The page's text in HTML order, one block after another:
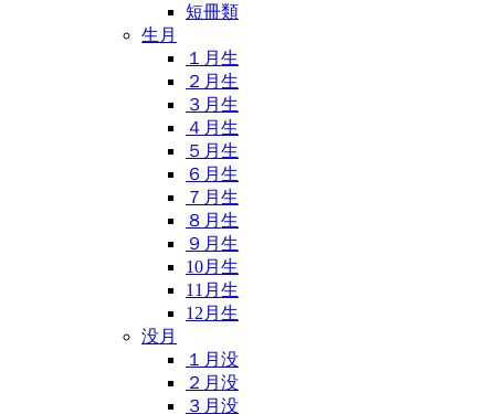
短冊類
生月
１月生
２月生
３月生
４月生
５月生
６月生
７月生
８月生
９月生
10月生
11月生
12月生
没月
１月没
２月没
３月没